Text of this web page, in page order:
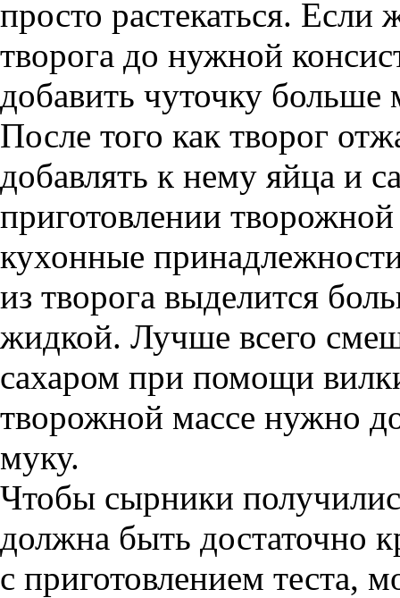
просто растекаться. Если
творога до нужной
добавить чуточку
После того как творог
добавлять к нему яйца и
приготовлении
кухонные
из творога выделится
жидкой. Лучше всего
сахаром при помощи
творожной массе нужно
муку.
Чтобы сырники
должна быть достаточно
с приготовлением теста,